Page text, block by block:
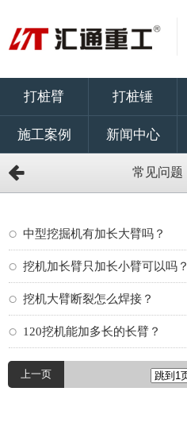
打桩臂 打桩锤
施工案例 新闻中心
常见问题
中型挖掘机有加长大臂吗？
挖机加长臂只加长小臂可以吗？
挖机大臂断裂怎么焊接？
120挖机能加多长的长臂？
上一页